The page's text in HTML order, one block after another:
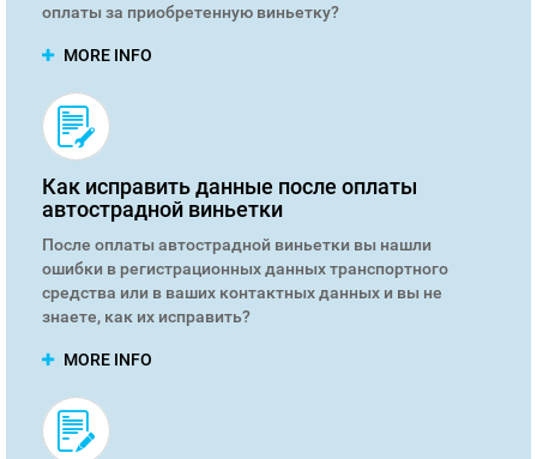
оплаты за приобретенную виньетку?
MORE INFO
Как исправить данные после оплаты
автострадной виньетки
После оплаты автострадной виньетки вы нашли
ошибки в регистрационных данных транспортного
средства или в ваших контактных данных и вы не
знаете, как их исправить?
MORE INFO